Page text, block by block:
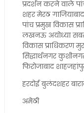
प्रदर्शन करने वाले
शहर मेरठ
पांच प्रमुख विकास
लखनऊ अयोध्या सबसे
विकास प्राधिकरण
सिद्धार्थनगर
फिरोजाबाद
हरदोई बुलंदशहर
अमेठी